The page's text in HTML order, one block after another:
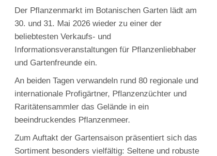
Der Pflanzenmarkt im Botanischen Garten lädt am
30. und 31. Mai 2026 wieder zu einer der
beliebtesten Verkaufs‑ und
Informationsveranstaltungen für Pflanzenliebhaber
und Gartenfreunde ein.
An beiden Tagen verwandeln rund 80 regionale und
internationale Profigärtner, Pflanzenzüchter und
Raritätensammler das Gelände in ein
beeindruckendes Pflanzenmeer.
Zum Auftakt der Gartensaison präsentiert sich das
Sortiment besonders vielfältig: Seltene und robuste